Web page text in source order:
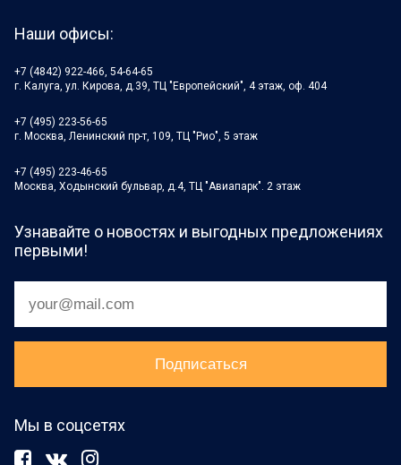
Наши офисы:
+7 (4842) 922-466, 54-64-65
г. Калуга, ул. Кирова, д.39, ТЦ "Европейский", 4 этаж, оф. 404
+7 (495) 223-56-65
г. Москва, Ленинский пр-т, 109, ТЦ "Рио", 5 этаж
+7 (495) 223-46-65
Москва, Ходынский бульвар, д.4, ТЦ "Авиапарк". 2 этаж
Узнавайте о новостях и выгодных предложениях
первыми!
Мы в соцсетях